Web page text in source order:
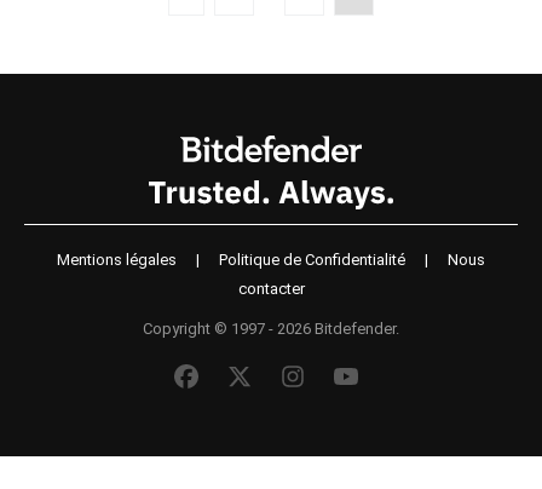
Mentions légales | Politique de Confidentialité |
Nous
contacter
Copyright © 1997 - 2026 Bitdefender.